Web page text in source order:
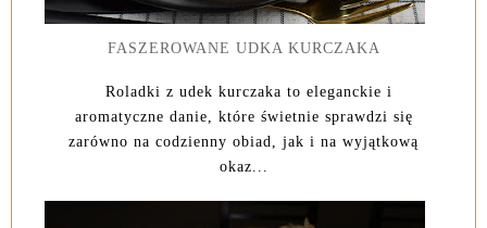
FASZEROWANE UDKA KURCZAKA
Roladki z udek kurczaka to eleganckie i
aromatyczne danie, które świetnie sprawdzi się
zarówno na codzienny obiad, jak i na wyjątkową
okaz...